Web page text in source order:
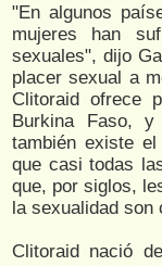
"En algunos
mujeres han
sexuales", dijo
placer sexual a
Clitoraid ofrece
Burkina Faso,
también existe
que casi todas
que, por siglos,
la sexualidad son
Clitoraid nació